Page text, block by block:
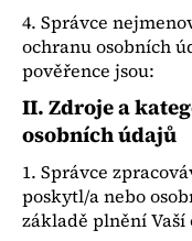
4. Správce
ochranu osobních
pověřence jsou:
II. Zdroje a
osobních údajů
1. Správce
poskytl/a nebo
základě plnění Vaší
D
o
p
o
r
u
č
u
j